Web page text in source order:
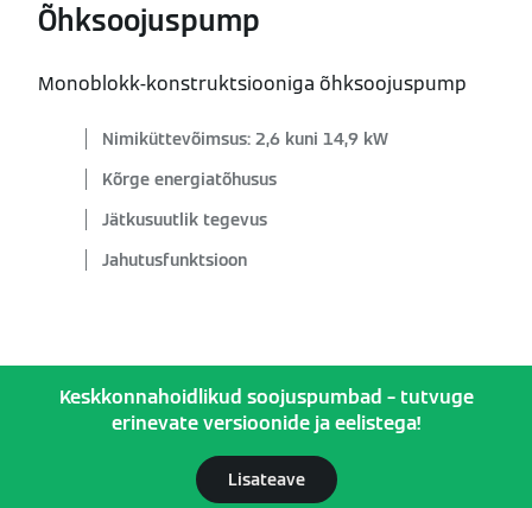
Õhksoojuspump
Monoblokk-konstruktsiooniga õhksoojuspump
Nimiküttevõimsus: 2,6 kuni 14,9 kW
Kõrge energiatõhusus
Jätkusuutlik tegevus
Jahutusfunktsioon
Keskkonnahoidlikud soojuspumbad – tutvuge
erinevate versioonide ja eelistega!
Lisateave